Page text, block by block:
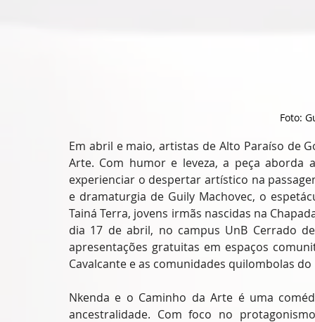
Foto:
Em abril e maio, artistas de Alto Paraíso de
Arte. Com humor e leveza, a peça aborda
experienciar o despertar artístico na
e dramaturgia de Guily Machovec, o
Tainá Terra, jovens irmãs nascidas na
dia 17 de abril, no campus UnB Cerrado
apresentações gratuitas em espaços
Cavalcante e as comunidades quilombolas
Nkenda e o Caminho da Arte é uma
ancestralidade. Com foco no